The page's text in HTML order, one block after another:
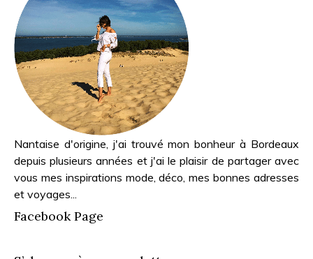
Nantaise d'origine, j'ai trouvé mon bonheur à Bordeaux
depuis plusieurs années et j'ai le plaisir de partager avec
vous mes inspirations mode, déco, mes bonnes adresses
et voyages...
Facebook Page